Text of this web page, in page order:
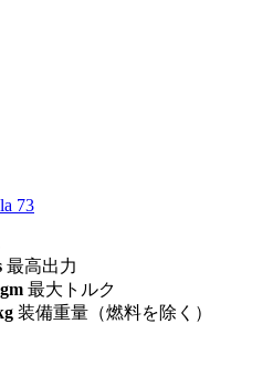
73
最高出力
最大トルク
装備重量（燃料を除く）